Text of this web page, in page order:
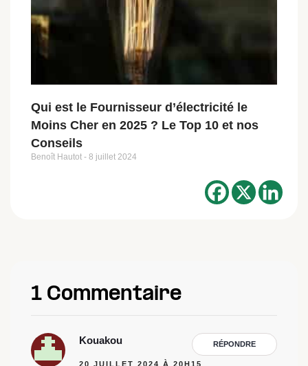
Qui est le Fournisseur d’électricité le
Moins Cher en 2025 ? Le Top 10 et nos
Conseils
Benoît Hautot 8 juillet 2024
1 Commentaire
RÉPONDRE
Kouakou
20 JUILLET 2024 À 20H15